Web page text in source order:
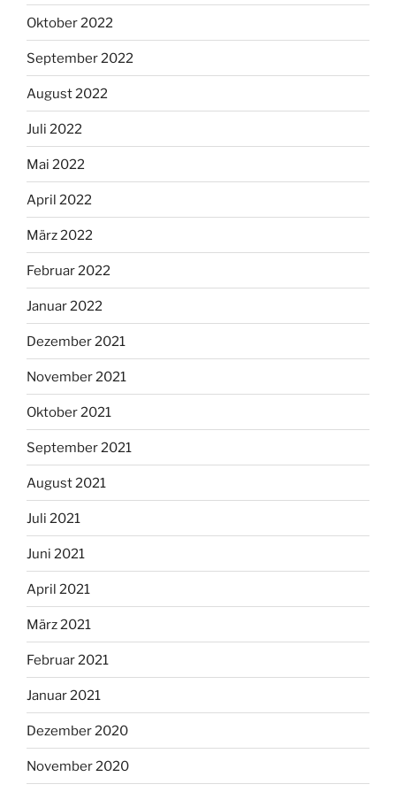
Oktober 2022
September 2022
August 2022
Juli 2022
Mai 2022
April 2022
März 2022
Februar 2022
Januar 2022
Dezember 2021
November 2021
Oktober 2021
September 2021
August 2021
Juli 2021
Juni 2021
April 2021
März 2021
Februar 2021
Januar 2021
Dezember 2020
November 2020